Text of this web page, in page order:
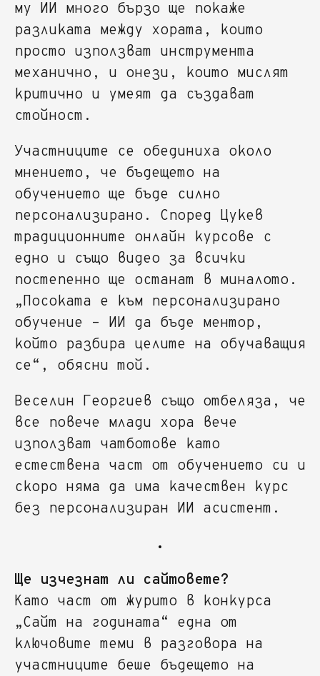
му ИИ много бързо ще покаже
разликата между хората, които
просто използват инструмента
механично, и онези, които мислят
критично и умеят да създават
стойност.
Участниците се обединиха около
мнението, че бъдещето на
обучението ще бъде силно
персонализирано. Според Цукев
традиционните онлайн курсове с
едно и също видео за всички
постепенно ще останат в миналото.
„Посоката е към персонализирано
обучение – ИИ да бъде ментор,
който разбира целите на обучаващия
се“, обясни той.
Веселин Георгиев също отбеляза, че
все повече млади хора вече
използват чатботове като
естествена част от обучението си и
скоро няма да има качествен курс
без персонализиран ИИ асистент.
Ще изчезнат ли сайтовете?
Като част от журито в конкурса
„Сайт на годината“ една от
ключовите теми в разговора на
участниците беше бъдещето на